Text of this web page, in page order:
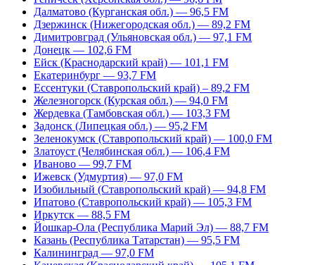
Далматово (Курганская обл.) — 96,5 FM
Дзержинск (Нижегородская обл.) — 89,2 FM
Димитровград (Ульяновская обл.) — 97,1 FM
Донецк — 102,6 FM
Ейск (Краснодарский край) — 101,1 FM
Екатеринбург — 93,7 FM
Ессентуки (Ставропольский край) – 89,2 FM
Железногорск (Курская обл.) — 94,0 FM
Жердевка (Тамбовская обл.) — 103,3 FM
Задонск (Липецкая обл.) — 95,2 FM
Зеленокумск (Ставропольский край) — 100,0 FM
Златоуст (Челябинская обл.) — 106,4 FM
Иваново — 99,7 FM
Ижевск (Удмуртия) — 97,0 FM
Изобильный (Ставропольский край) — 94,8 FM
Ипатово (Ставропольский край) — 105,3 FM
Иркутск — 88,5 FM
Йошкар-Ола (Республика Марий Эл) — 88,7 FM
Казань (Республика Татарстан) — 95,5 FM
Калининград — 97,0 FM